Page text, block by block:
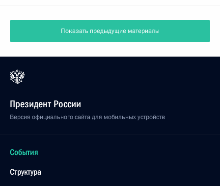
Показать предыдущие материалы
Президент России
Версия официального сайта для мобильных устройств
События
Структура